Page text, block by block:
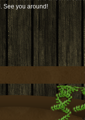
See you around!